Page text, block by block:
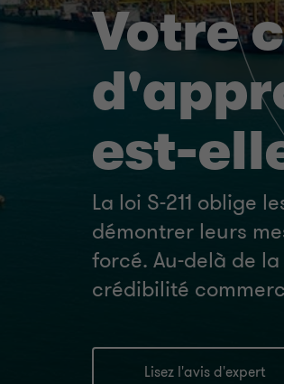
Votre
est-
La loi S-211 oblige
démontrer leurs
forcé. Au-delà de
crédibilité
Lisez l'avis d'expert